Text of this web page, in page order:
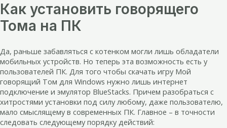
Как установить говорящего
Тома на ПК
Да, раньше забавляться с котенком могли лишь обладатели
мобильных устройств. Но теперь эта возможность есть у
пользователей ПК. Для того чтобы скачать игру Мой
говорящий Том для Windows нужно лишь интернет
подключение и эмулятор BlueStacks. Причем разобраться с
хитростями установки под силу любому, даже пользователю,
мало смыслящему в современных ПК. Главное – в точности
следовать следующему порядку действий: